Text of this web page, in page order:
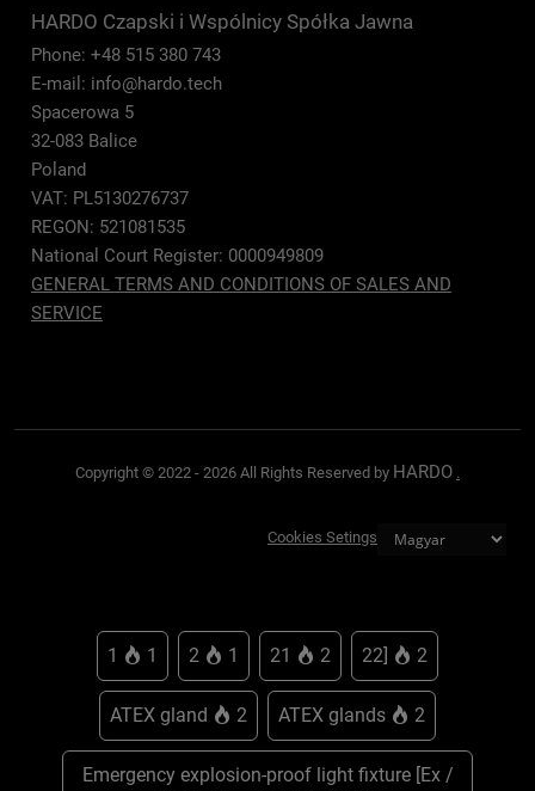
HARDO Czapski i Wspólnicy Spółka Jawna
Phone: +48 515 380 743
E-mail: info@hardo.tech
Spacerowa 5
32-083 Balice
Poland
VAT: PL5130276737
REGON: 521081535
National Court Register: 0000949809
GENERAL TERMS AND CONDITIONS OF SALES AND
SERVICE
Copyright © 2022 - 2026 All Rights Reserved by HARDO .
Cookies Setings
1 1 2 1 21 2 22] 2
ATEX gland 2 ATEX glands 2
Emergency explosion-proof light fixture [Ex /